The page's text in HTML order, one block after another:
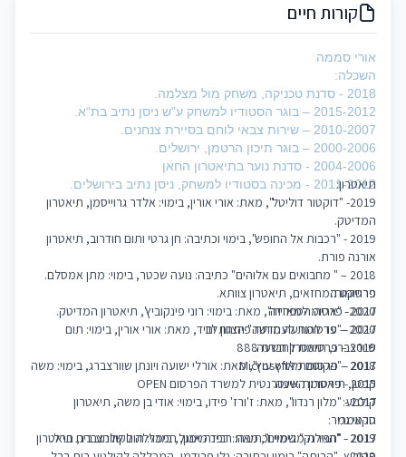
קורות חיים
אורי סממה
השכלה:
2018 - סדנת טכניקה, משחק מול מצלמה.
2015-2012 – בוגר הסטודיו למשחק ע"ש ניסן נתיב בת“א.
2010-2007 – שירות צבאי לוחם בסיירת צנחנים.
2000-2006 – בוגר תיכון הרטמן, ירושלים.
2004-2006 - סדנת נוער בתיאטרון החאן
2011-2012 - מכינה בסטודיו למשחק, ניסן נתיב בירושלים.
תיאטרון:
2019- "דוקטור דוליטל", מאת: אורי אורין, בימוי: אלדר גרוייסמן, תיאטרון
המדיטק.
2019 - "רכבות אל החופש", בימוי וכתיבה: חן גרטי ותום חודרוב, תיאטרון
אורנה פורת.
2018 – " מחבואים עם אלוהים" כתיבה: נועה שכטר, בימוי: מתן אמסלם.
פרוייקט המחזאים, תיאטרון צוותא.
2017 - "אריה הספרייה", מאת: בימוי: רוני פינקוביץ', תיאטרון המדיטק.
2017 - "עד להודעה חדשה" הצגת יחיד, מאת: אורי אורין, בימוי: תום
שוורצברג, תיאטרון השעה.
2017 - "הקוסם מארץ עוץ", מאת: אורלי ישועה ויונתן שוורצברג, בימוי: משה
קפטן, תיאטרון השעה.
2017 - "מלון רנדוו", מאת: ז'ורז' פידו, בימוי: אודי בן משה, תיאטרון
הקאמרי.
2017 - "חבילה משמיים", מאת: דפנה אנגל, בימוי: תום שוורצברג, תיאטרון
פרסומות:
2020- פרסומ למאזדה
2020 – פרסומת לעמותת פיתחון לב
2019 – פרסומת לחברת 888
2018 – פרסומת לMicrosoft
2015 - פרסומת אינטרנטית למשרד הפרסום OPEN
קולנוע:
סרטי גמר:
2019 - "הארנק" בימוי וכתיבה: רביד מימון, המכללה לקולנוע בית ברל.